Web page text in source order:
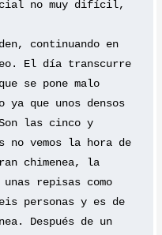
no muy difícil,
El día transcurre
se pone malo
ya que unos densos
las cinco y
no vemos la hora de
chimenea, la
repisas como
personas y es de
Después de un